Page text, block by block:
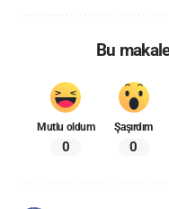
Bu
Mutlu oldum
0
Şaşırdım
0